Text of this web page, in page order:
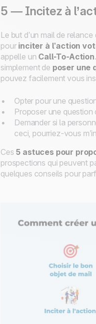
5 — Incitez à
Le but d’un mail de
pour inciter à l’action
appelle un Call-To-Action
simplement de poser une
pouvez facilement vous
Opter pour une
Proposer une
Demander si la
ceci, pourriez-vous
Ces 5 astuces pour
prospections qui peuvent
quelques conseils pour